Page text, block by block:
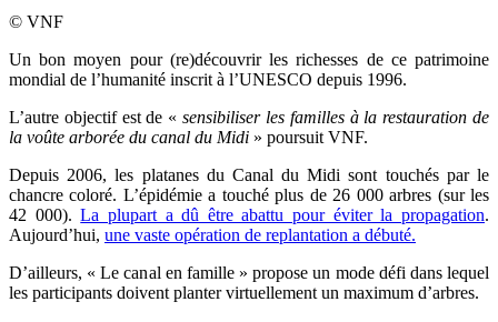
© VNF
Un bon moyen pour (re)découvrir les richesses de ce patrimoine
mondial de l’humanité inscrit à l’UNESCO depuis 1996.
L’autre objectif est de «sensibiliser les familles à la restauration de
la voûte arborée du canal du Midi » poursuit VNF.
Depuis 2006, les platanes du Canal du Midi sont touchés par le
chancre coloré. L’épidémie a touché plus de 26 000 arbres (sur les
42 000).La plupart a dû être abattu pour éviter la propagation.
Aujourd’hui, une vaste opération de replantation a débuté.
D’ailleurs, « Le canal en famille » propose un mode défi dans lequel
les participants doivent planter virtuellement un maximum d’arbres.